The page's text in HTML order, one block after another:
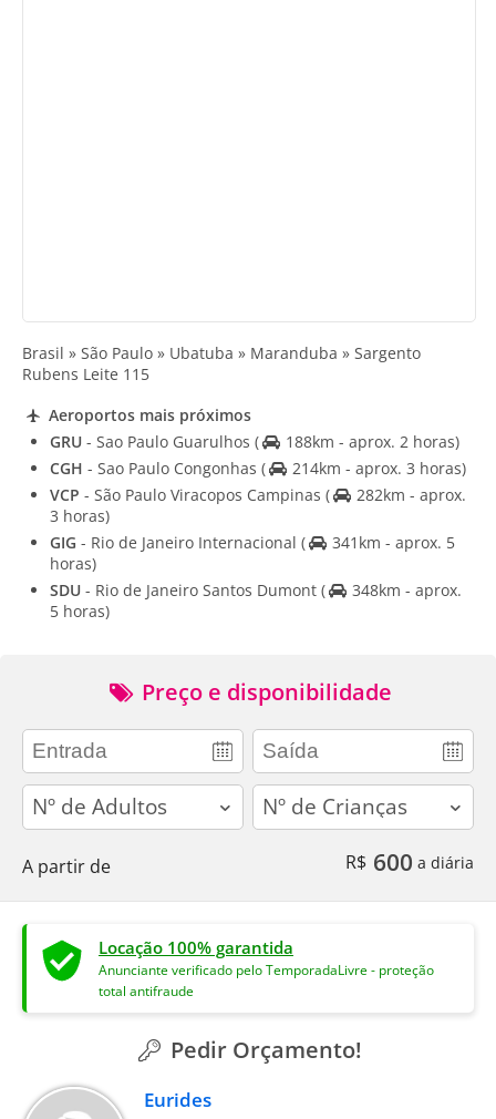
Brasil » São Paulo » Ubatuba » Maranduba » Sargento
Rubens Leite 115
Aeroportos mais próximos
GRU - Sao Paulo Guarulhos (
188km - aprox. 2 horas)
CGH - Sao Paulo Congonhas (
214km - aprox. 3 horas)
VCP - São Paulo Viracopos Campinas (
282km - aprox.
3 horas)
GIG - Rio de Janeiro Internacional (
341km - aprox. 5
horas)
SDU - Rio de Janeiro Santos Dumont (
348km - aprox.
5 horas)
Preço e disponibilidade
adults children
A partir de R$ 600 a diária
Locação 100% garantida
Anunciante verificado pelo TemporadaLivre - proteção
total antifraude
Pedir Orçamento!
Eurides